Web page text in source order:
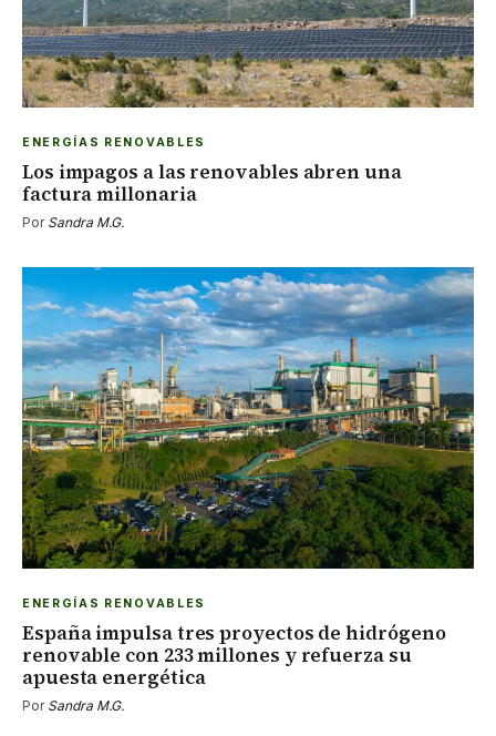
ENERGÍAS RENOVABLES
Los impagos a las renovables abren una
factura millonaria
Por Sandra M.G.
ENERGÍAS RENOVABLES
España impulsa tres proyectos de hidrógeno
renovable con 233 millones y refuerza su
apuesta energética
Por Sandra M.G.